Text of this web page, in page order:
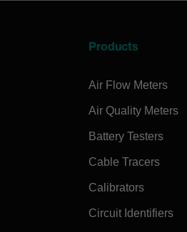
Products
Air Flow Meters
Air Quality Meters
Battery Testers
Cable Tracers
Calibrators
Circuit Identifiers